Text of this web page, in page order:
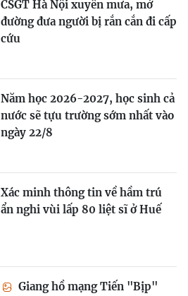
CSGT Hà Nội xuyên mưa, mở
đường đưa người bị rắn cắn đi cấp
cứu
Năm học 2026-2027, học sinh cả
nước sẽ tựu trường sớm nhất vào
ngày 22/8
Xác minh thông tin về hầm trú
ẩn nghi vùi lấp 80 liệt sĩ ở Huế
Giang hồ mạng Tiến "Bịp"